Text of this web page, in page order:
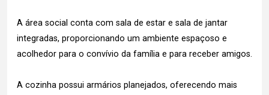
A área social conta com sala de estar e sala de jantar
integradas, proporcionando um ambiente espaçoso e
acolhedor para o convívio da família e para receber amigos.
A cozinha possui armários planejados, oferecendo mais